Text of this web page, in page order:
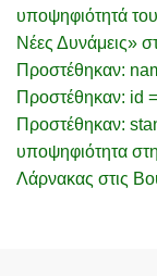
υποψηφιότητά
Νέες Δυνάμεις»
Προστέθηκαν:
Προστέθηκαν: id
Προστέθηκαν:
υποψηφιότητα
Λάρνακας στις